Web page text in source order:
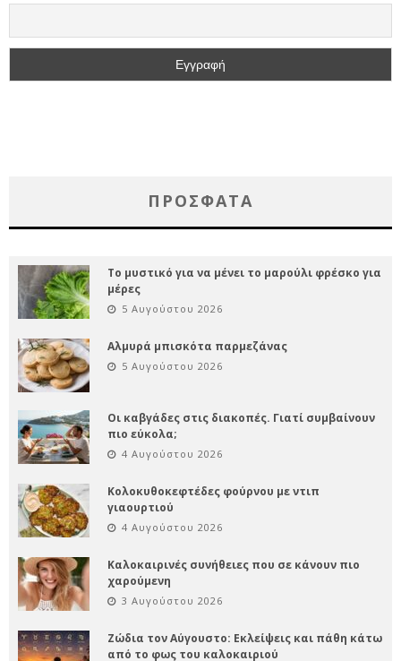
ΠΡΌΣΦΑΤΑ
Το μυστικό για να μένει το μαρούλι φρέσκο για
μέρες
5 Αυγούστου 2026
Αλμυρά μπισκότα παρμεζάνας
5 Αυγούστου 2026
Οι καβγάδες στις διακοπές. Γιατί συμβαίνουν
πιο εύκολα;
4 Αυγούστου 2026
Κολοκυθοκεφτέδες φούρνου με ντιπ
γιαουρτιού
4 Αυγούστου 2026
Καλοκαιρινές συνήθειες που σε κάνουν πιο
χαρούμενη
3 Αυγούστου 2026
Ζώδια τον Αύγουστο: Εκλείψεις και πάθη κάτω
από το φως του καλοκαιριού